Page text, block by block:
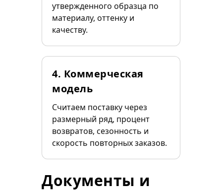
утвержденного образца по
материалу, оттенку и
качеству.
4. Коммерческая
модель
Считаем поставку через
размерный ряд, процент
возвратов, сезонность и
скорость повторных заказов.
Документы и